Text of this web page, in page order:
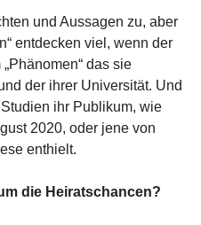
und Aussagen zu, aber
entdecken viel, wenn der
das sie
der ihrer Universität. Und
ihr Publikum, wie
2020, oder jene von
enthielt.
die Heiratschancen?